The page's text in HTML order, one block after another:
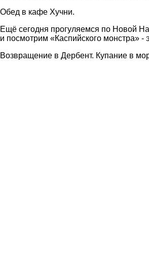
Обед в кафе Хучни.
Ещё сегодня прогуляемся по Новой
и посмотрим «Каспийского монстра» -
Возвращение в Дербент. Купание в